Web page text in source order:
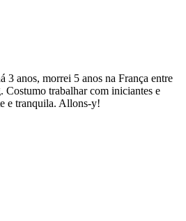
3 anos, morrei 5 anos na França entre
Costumo trabalhar com iniciantes e
e tranquila. Allons-y!